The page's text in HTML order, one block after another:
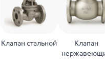
Клапан стальной
Клапан